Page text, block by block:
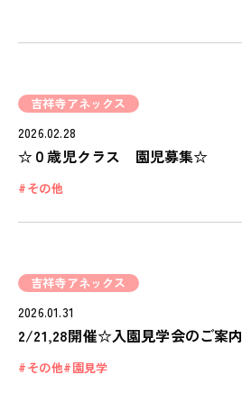
放課後等デイサービス
VOICE
COMPANY
RECRUIT
吉祥寺アネックス
2026.02.28
☆０歳児クラス 園児募集☆
その他
吉祥寺アネックス
2026.01.31
2/21,28開催☆入園見学会のご案内
その他 園見学